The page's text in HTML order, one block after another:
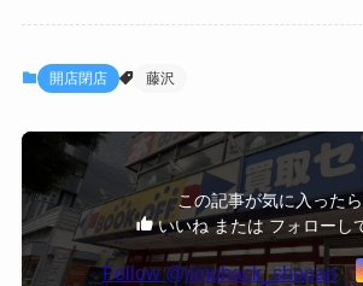
開店閉店 藤沢
この記事が気に入ったら
いいね または フォローし
Follow @jimohack_shonan